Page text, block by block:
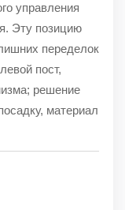
управления
Эту позицию
переделок
пост,
решение
материал